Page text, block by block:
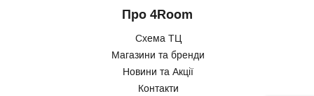
Про 4Room
Схема ТЦ
Магазини та бренди
Новини та Акції
Контакти